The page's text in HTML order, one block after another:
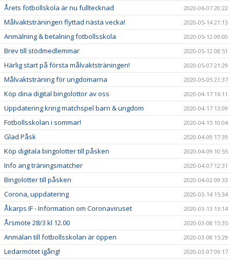
Årets fotbollskola är nu fulltecknad 2020-06-07 20:22
Målvaktsträningen flyttad nästa vecka! 2020-05-14 21:13
Anmälning & betalning fotbollsskola 2020-05-12 09:00
Brev till stödmedlemmar 2020-05-12 08:51
Härlig start på första målvaktsträningen! 2020-05-07 21:29
Målvaktsträning för ungdomarna 2020-05-05 21:37
Köp dina digital bingolottor av oss 2020-04-17 16:11
Uppdatering kring matchspel barn & ungdom 2020-04-17 13:09
Fotbollsskolan i sommar! 2020-04-15 10:04
Glad Påsk 2020-04-09 17:39
Köp digitala bingolotter till påsken 2020-04-09 10:55
Info ang träningsmatcher 2020-04-07 12:31
Bingolotter till påsken 2020-04-02 09:33
Corona, uppdatering 2020-03-14 15:34
Åkarps IF - Information om Coronaviruset 2020-03-13 13:14
Årsmöte 28/3 kl 12.00 2020-03-08 15:35
Anmälan till fotbollsskolan är öppen 2020-03-08 15:29
Ledarmötet igång! 2020-03-07 09:17